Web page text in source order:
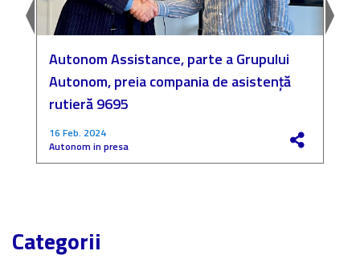
Autonom Assistance, parte a Grupului
Autonom, preia compania de asistență
rutieră 9695
16 Feb. 2024
Autonom in presa
Categorii